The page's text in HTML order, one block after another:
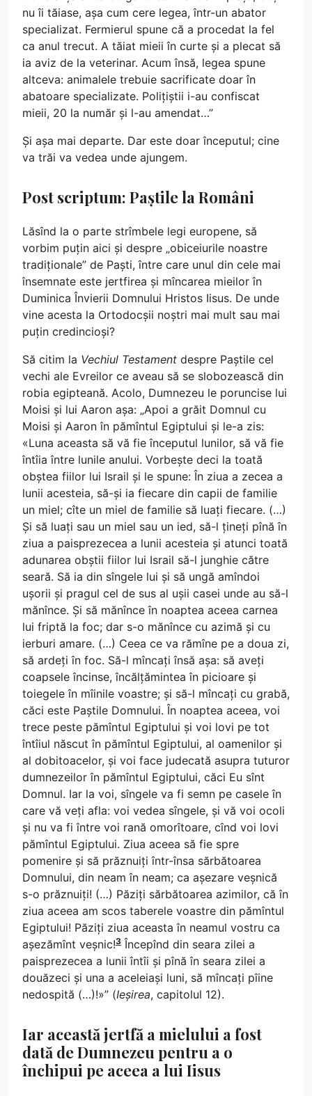
nu îi tăiase, așa cum cere legea, într-un abator
specializat. Fermierul spune că a procedat la fel
ca anul trecut. A tăiat mieii în curte și a plecat să
ia aviz de la veterinar. Acum însă, legea spune
altceva: animalele trebuie sacrificate doar în
abatoare specializate. Polițiștii i-au confiscat
mieii, 20 la număr și l-au amendat…”
Și așa mai departe. Dar este doar începutul; cine
va trăi va vedea unde ajungem.
Post scriptum: Paștile la Români
Lăsînd la o parte strîmbele legi europene, să
vorbim puțin aici și despre „obiceiurile noastre
tradiționale” de Paști, între care unul din cele mai
însemnate este jertfirea și mîncarea mieilor în
Duminica Învierii Domnului Hristos Iisus. De unde
vine acesta la Ortodocșii noștri mai mult sau mai
puțin credincioși?
Să citim la Vechiul Testament despre Paștile cel
vechi ale Evreilor ce aveau să se slobozească din
robia egipteană. Acolo, Dumnezeu le poruncise lui
Moisi și lui Aaron așa: „Apoi a grăit Domnul cu
Moisi și Aaron în pămîntul Egiptului și le-a zis:
«Luna aceasta să vă fie începutul lunilor, să vă fie
întîia între lunile anului. Vorbește deci la toată
obștea fiilor lui Israil și le spune: În ziua a zecea a
lunii acesteia, să-și ia fiecare din capii de familie
un miel; cîte un miel de familie să luați fiecare. (…)
Și să luați sau un miel sau un ied, să-l țineți pînă în
ziua a paisprezecea a lunii acesteia și atunci toată
adunarea obștii fiilor lui Israil să-l junghie către
seară. Să ia din sîngele lui și să ungă amîndoi
ușorii și pragul cel de sus al ușii casei unde au să-l
mănînce. Și să mănînce în noaptea aceea carnea
lui friptă la foc; dar s-o mănînce cu azimă și cu
ierburi amare. (…) Ceea ce va rămîne pe a doua zi,
să ardeți în foc. Să-l mîncați însă așa: să aveți
coapsele încinse, încălțămintea în picioare și
toiegele în mîinile voastre; și să-l mîncați cu grabă,
căci este Paștile Domnului. În noaptea aceea, voi
trece peste pămîntul Egiptului și voi lovi pe tot
întîiul născut în pămîntul Egiptului, al oamenilor și
al dobitoacelor, și voi face judecată asupra tuturor
dumnezeilor în pămîntul Egiptului, căci Eu sînt
Domnul. Iar la voi, sîngele va fi semn pe casele în
care vă veți afla: voi vedea sîngele, și vă voi ocoli
și nu va fi între voi rană omorîtoare, cînd voi lovi
pămîntul Egiptului. Ziua aceea să fie spre
pomenire și să prăznuiți într-însa sărbătoarea
Domnului, din neam în neam; ca așezare veșnică
s-o prăznuiți! (…) Păziți sărbătoarea azimilor, că în
ziua aceea am scos taberele voastre din pămîntul
Egiptului! Păziți ziua aceasta în neamul vostru ca
așezămînt veșnic!3 Începînd din seara zilei a
paisprezecea a lunii întîi și pînă în seara zilei a
douăzeci și una a aceleiași luni, să mîncați pîine
nedospită (…)!»” (Ieșirea, capitolul 12).
Iar această jertfă a mielului a fost
dată de Dumnezeu pentru a o
închipui pe aceea a lui Iisus